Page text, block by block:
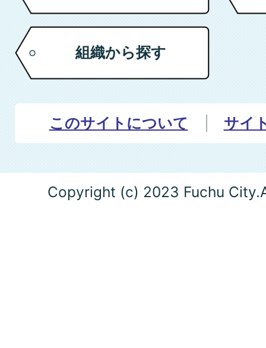
組織から探す
このサイトについて サイ
Copyright (c) 2023 Fuchu